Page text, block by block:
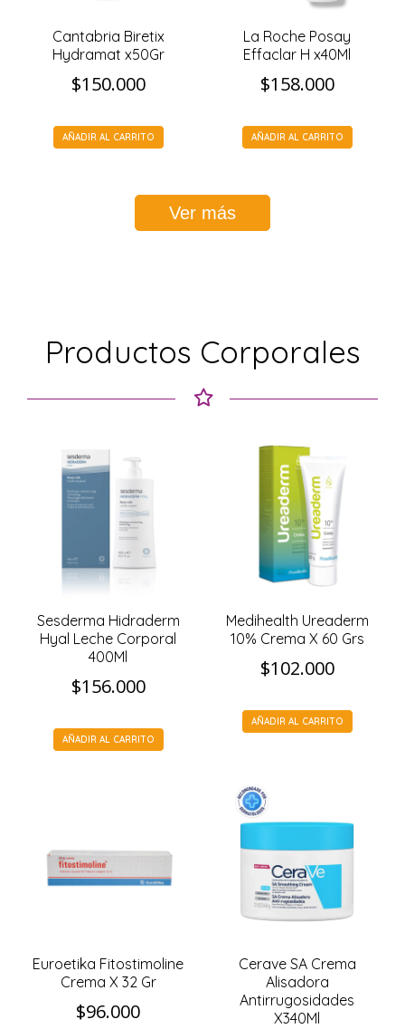
Cantabria Biretix
Hydramat x50Gr
$150.000
AÑADIR AL CARRITO
La Roche Posay
Effaclar H x40Ml
$158.000
AÑADIR AL CARRITO
Ver más
Productos Corporales
Sesderma Hidraderm
Hyal Leche Corporal
400Ml
$156.000
AÑADIR AL CARRITO
Medihealth Ureaderm
10% Crema X 60 Grs
$102.000
AÑADIR AL CARRITO
Euroetika Fitostimoline
Crema X 32 Gr
$96.000
Cerave SA Crema
Alisadora
Antirrugosidades
X340Ml